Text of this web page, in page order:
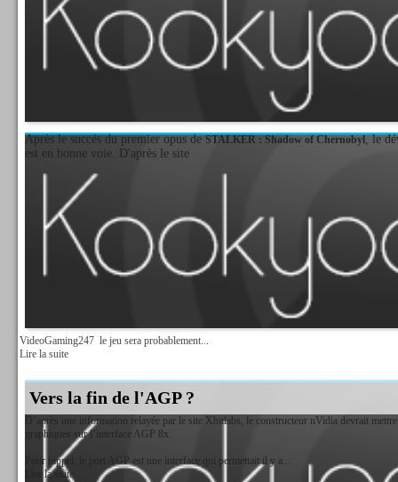
Après le succés du premier opus deSTALKER : Shadow of Chernobyl , le
est en bonne voie. D'après le site
VideoGaming247le jeu sera probablement...
Lire la suite
Vers la fin de l'AGP ?
D’après une information relayée par le site Xbitlabs, le constructeur nVidia devrait
graphiques sur l’interface AGP 8x.
Pour rappel, le port AGP est une interface qui permettait il y a...
Lire la suite